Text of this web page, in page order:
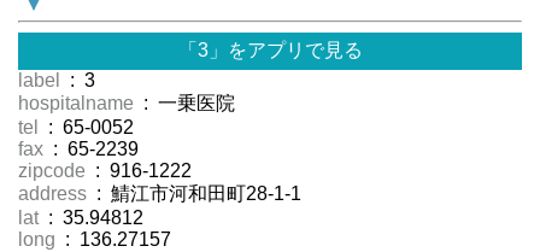
「3」をアプリで見る
label
: 3
hospitalname : 一乗医院
tel
: 65-0052
fax : 65-2239
zipcode : 916-1222
address : 鯖江市河和田町28-1-1
lat : 35.94812
long : 136.27157